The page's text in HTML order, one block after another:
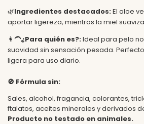
🌿Ingredientes destacados:El aloe
aportar ligereza, mientras la miel
👩‍🦱¿Para quién es?:Ideal para pelo
suavidad sin sensación pesada.
ligera para uso diario.
🚫 Fórmula sin:
Sales, alcohol, fragancia, colorantes,
ftalatos, aceites minerales y derivados
Producto no testado en animales.